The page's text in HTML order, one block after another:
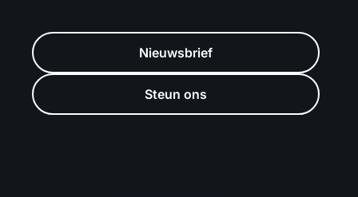
Nieuwsbrief
Steun ons